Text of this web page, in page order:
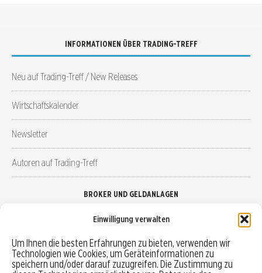
Einwilligung verwalten
Um Ihnen die besten Erfahrungen zu bieten, verwenden wir
Technologien wie Cookies, um Geräteinformationen zu
speichern und/oder darauf zuzugreifen. Die Zustimmung zu
INFORMATIONEN ÜBER TRADING-TREFF
Neu auf Trading-Treff / New Releases
Wirtschaftskalender
Newsletter
Autoren auf Trading-Treff
BROKER UND GELDANLAGEN
Robo-Advisor vergleichen